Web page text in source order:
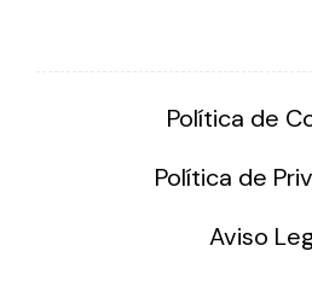
Política de
Política de
Aviso